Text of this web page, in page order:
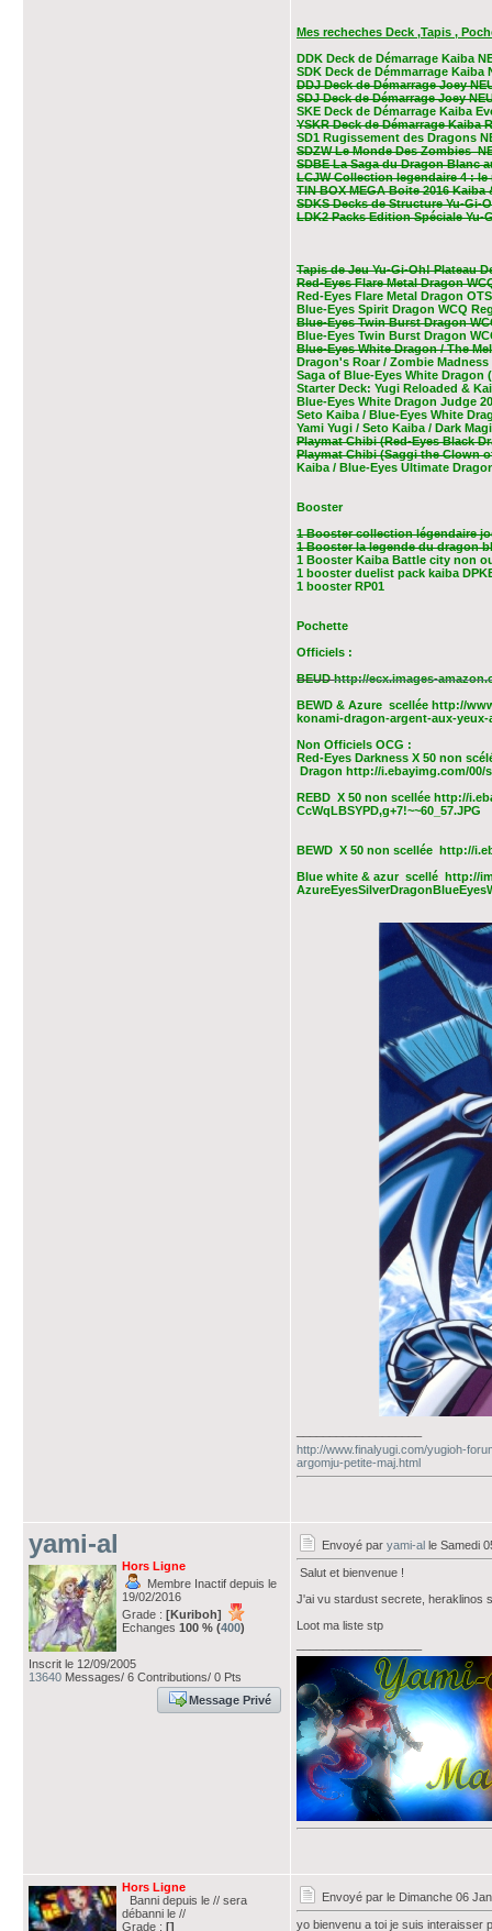
Mes recheches Deck ,Tapis ,
DDK Deck de Démarrage Kaiba
SDK Deck de Démmarrage Kaiba
DDJ Deck de Démarrage Joey
SDJ Deck de Démarrage Joey
SKE Deck de Démarrage Kaiba
YSKR Deck de Démarrage Kaiba
SD1 Rugissement des Dragons
SDZW Le Monde Des Zombies
SDBE La Saga du Dragon Blanc
LCJW Collection legendaire 4 :
TIN BOX MEGA Boite 2016 Kaiba
SDKS Decks de Structure Yu-Gi-
LDK2 Packs Edition Spéciale Yu-
Tapis de Jeu Yu-Gi-Oh! Plateau
Red-Eyes Flare Metal Dragon
Red-Eyes Flare Metal Dragon
Blue-Eyes Spirit Dragon WCQ
Blue-Eyes Twin Burst Dragon
Blue-Eyes Twin Burst Dragon
Blue-Eyes White Dragon / The
Dragon's Roar / Zombie
Saga of Blue-Eyes White Dragon
Starter Deck: Yugi Reloaded &
Blue-Eyes White Dragon Judge
Seto Kaiba / Blue-Eyes White
Yami Yugi / Seto Kaiba / Dark
Playmat Chibi (Red-Eyes Black
Playmat Chibi (Saggi the Clown
Kaiba / Blue-Eyes Ultimate
Booster
1 Booster collection légendaire
1 Booster la legende du dragon
1 Booster Kaiba Battle city non
1 booster duelist pack kaiba
1 booster RP01
Pochette
Officiels :
BEUDhttp://ecx.images-
BEWD & Azure scellée http://
konami-dragon-argent-aux-
Non Officiels OCG :
Red-Eyes Darkness X 50 non
Dragon http://i.ebayimg.com/00/
REBD X 50 non scellée http://
CcWqLBSYPD,g+7!~~60_57.JPG
BEWD X 50 non scellée http://
Blue white & azur scellé http://
http://www.finalyugi.com/yugioh-
argomju-petite-maj.html
yami-al
Hors Ligne
Membre Inactif depuis le
19/02/2016
Grade : [Kuriboh]
Echanges 100 % (400)
Inscrit le 12/09/2005
13640 Messages/ 6 Contributions/ 0 Pts
Message Privé
Envoyé par yami-al le Samedi
Salut et bienvenue !
J'ai vu stardust secrete, heraklinos
Loot ma liste stp
Hors Ligne
Banni depuis le // sera
débanni le //
Grade : []
Envoyé par le Dimanche 06
yo bienvenu a toi je suis interaisser